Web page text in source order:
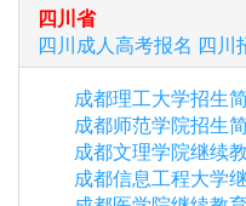
四川省
四川成人高考报名 四川
成都理工大学招生
成都师范学院招生
成都文理学院继续
成都信息工程大学